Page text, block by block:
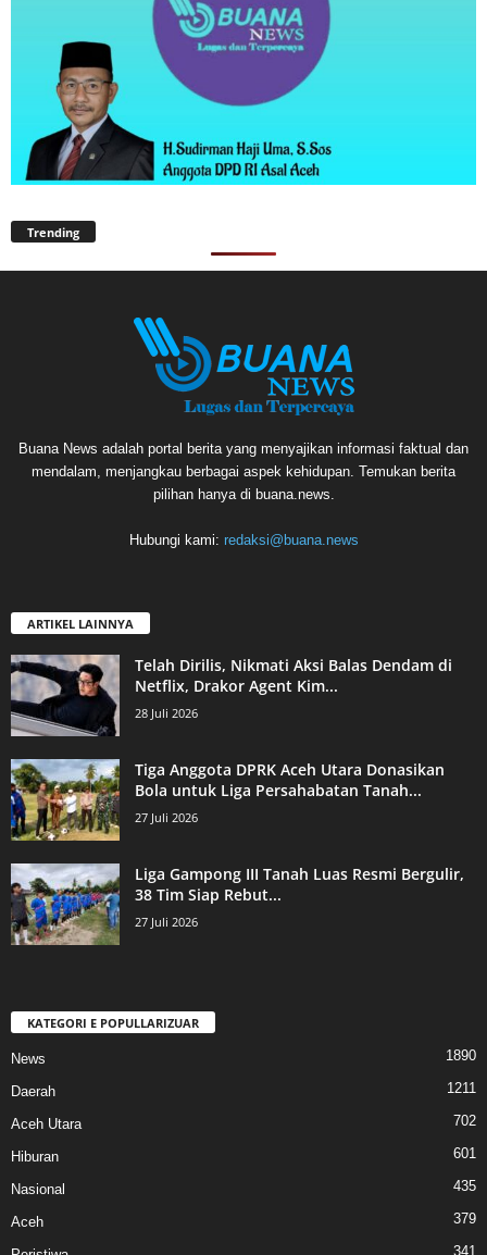
Trending
Buana News adalah portal berita yang menyajikan informasi faktual dan
mendalam, menjangkau berbagai aspek kehidupan. Temukan berita
pilihan hanya di buana.news.
Hubungi kami: redaksi@buana.news
ARTIKEL LAINNYA
Telah Dirilis, Nikmati Aksi Balas Dendam di
Netflix, Drakor Agent Kim...
28 Juli 2026
Tiga Anggota DPRK Aceh Utara Donasikan
Bola untuk Liga Persahabatan Tanah...
27 Juli 2026
Liga Gampong III Tanah Luas Resmi Bergulir,
38 Tim Siap Rebut...
27 Juli 2026
KATEGORI E POPULLARIZUAR
News 1890
Daerah 1211
Aceh Utara 702
Hiburan 601
Nasional 435
Aceh 379
341